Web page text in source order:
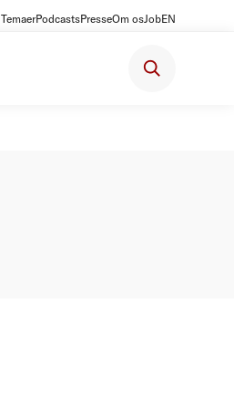
TemaerPodcastsPresseOm osJobEN